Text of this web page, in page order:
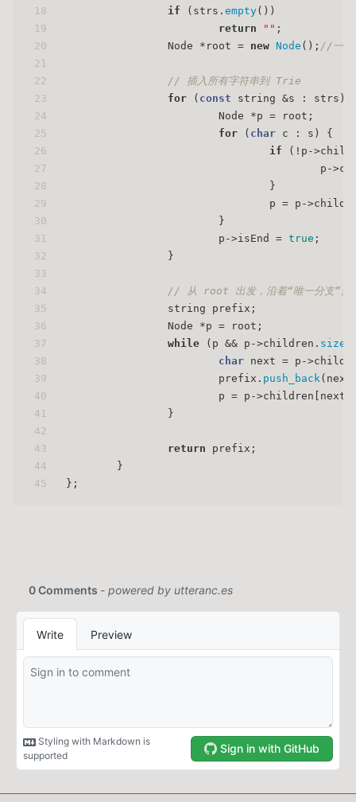
18
19
20
21
22
23
24
25
26
27
28
29
30
31
32
33
34
35
36
37
38
39
40
41
42
43
44
45
if (strs. empty())
return
"" ;
		Node *root =
new Node (); //一个
// 插入所有字符串到 Trie
for ( const string &s : strs)
			Node *p = root;
for ( char c : s) {
if (!p-
				}
p = p-
			}
			p->isEnd =
true ;
		}
// 从 root 出发，沿着“唯一分支”走
		string prefix;
		Node *p = root;
while (p && p->children. size
char next = p-
			prefix.
push_back
p = p-
		}
return prefix;
	}
};